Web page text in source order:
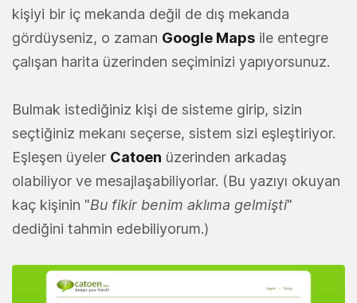
kişiyi bir iç mekanda değil de dış mekanda
gördüyseniz, o zaman Google Maps ile entegre
çalışan harita üzerinden seçiminizi yapıyorsunuz.
Bulmak istediğiniz kişi de sisteme girip, sizin
seçtiğiniz mekanı seçerse, sistem sizi eşleştiriyor.
Eşleşen üyeler Catoen üzerinden arkadaş
olabiliyor ve mesajlaşabiliyorlar. (Bu yazıyı okuyan
kaç kişinin "Bu fikir benim aklıma gelmişti"
dediğini tahmin edebiliyorum.)